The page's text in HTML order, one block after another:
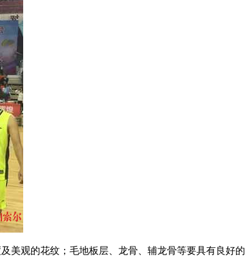
美观的花纹；毛地板层、龙骨、辅龙骨等要具有良好的